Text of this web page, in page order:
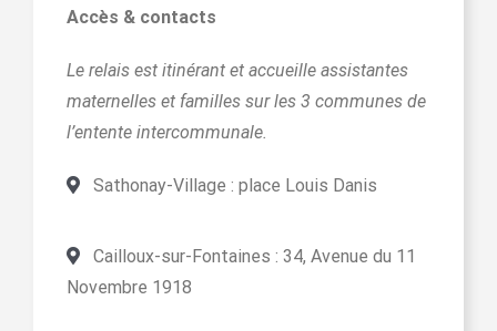
Accès & contacts
Le relais est itinérant et accueille assistantes
maternelles et familles sur les 3 communes de
l’entente intercommunale.
Sathonay-Village : place Louis Danis
Cailloux-sur-Fontaines : 34, Avenue du 11
Novembre 1918